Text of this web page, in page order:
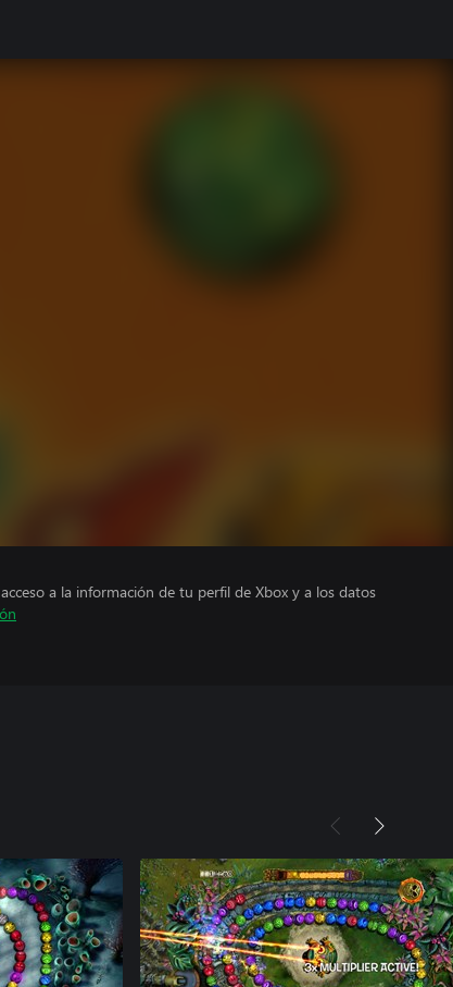
a la información de tu perfil de Xbox y a los datos